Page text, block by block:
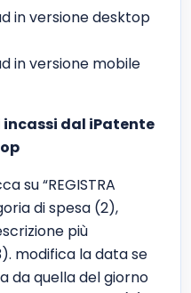
in versione desktop
in versione mobile
incassi dal iPatente
su “REGISTRA
di spesa (2),
più
modifica la data se
da quella del giorno